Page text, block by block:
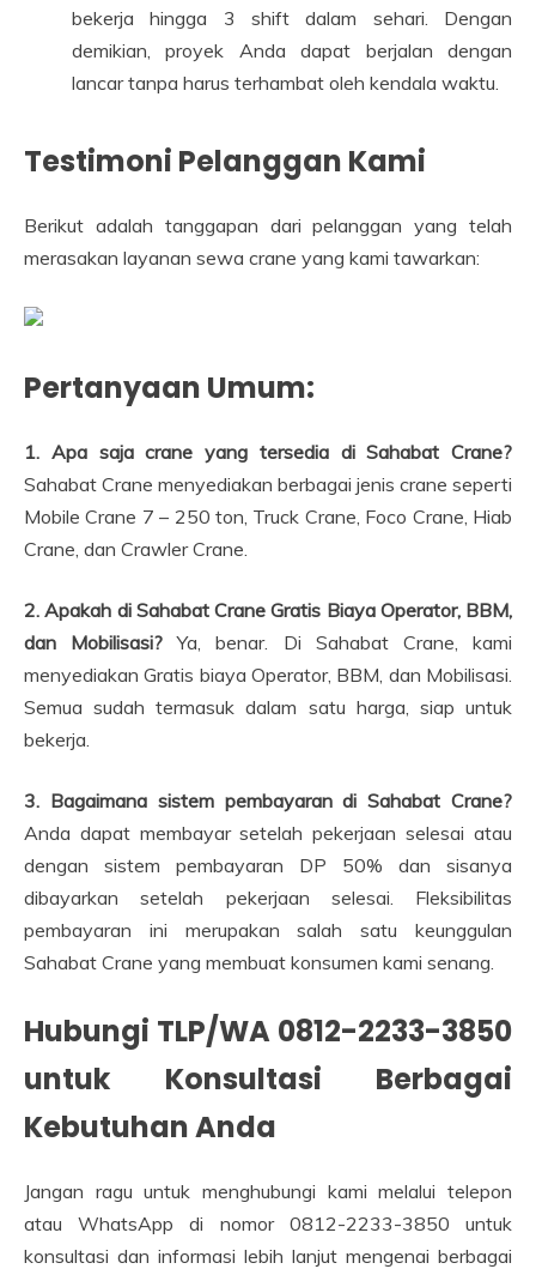
bekerja hingga 3 shift dalam sehari. Dengan
demikian, proyek Anda dapat berjalan dengan
lancar tanpa harus terhambat oleh kendala waktu.
Testimoni Pelanggan Kami
Berikut adalah tanggapan dari pelanggan yang telah
merasakan layanan sewa crane yang kami tawarkan:
Pertanyaan Umum:
1. Apa saja crane yang tersedia di Sahabat Crane?
Sahabat Crane menyediakan berbagai jenis crane seperti
Mobile Crane 7 – 250 ton, Truck Crane, Foco Crane, Hiab
Crane, dan Crawler Crane.
2. Apakah di Sahabat Crane Gratis Biaya Operator, BBM,
dan Mobilisasi? Ya, benar. Di Sahabat Crane, kami
menyediakan Gratis biaya Operator, BBM, dan Mobilisasi.
Semua sudah termasuk dalam satu harga, siap untuk
bekerja.
3. Bagaimana sistem pembayaran di Sahabat Crane?
Anda dapat membayar setelah pekerjaan selesai atau
dengan sistem pembayaran DP 50% dan sisanya
dibayarkan setelah pekerjaan selesai. Fleksibilitas
pembayaran ini merupakan salah satu keunggulan
Sahabat Crane yang membuat konsumen kami senang.
Hubungi TLP/WA 0812-2233-3850
untuk Konsultasi Berbagai
Kebutuhan Anda
Jangan ragu untuk menghubungi kami melalui telepon
atau WhatsApp di nomor 0812-2233-3850 untuk
konsultasi dan informasi lebih lanjut mengenai berbagai